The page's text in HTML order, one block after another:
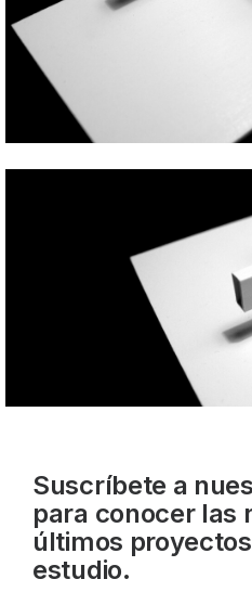
Suscríbete a
para conocer las
últimos
estudio.